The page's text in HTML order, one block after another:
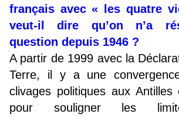
français avec « les quatre
veut-il dire qu’on n’a
question depuis 1946 ?
A partir de 1999 avec la
Terre, il y a une
clivages politiques aux
pour souligner les